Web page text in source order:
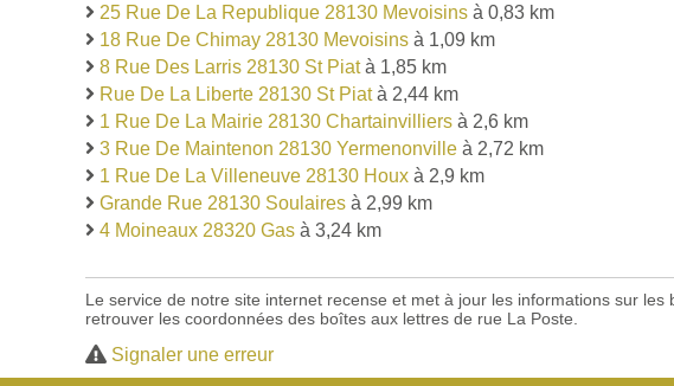
25 Rue De La Republique 28130 Mevoisins à 0,83 km
18 Rue De Chimay 28130 Mevoisins à 1,09 km
8 Rue Des Larris 28130 St Piatà 1,85 km
Rue De La Liberte 28130 St Piatà 2,44 km
1 Rue De La Mairie 28130 Chartainvilliers à 2,6 km
3 Rue De Maintenon 28130 Yermenonville à 2,72 km
1 Rue De La Villeneuve 28130 Houx à 2,9 km
Grande Rue 28130 Soulaires à 2,99 km
4 Moineaux 28320 Gas à 3,24 km
Le service de notre site internet recense et met à jour les informations sur
retrouver les coordonnées des boîtes aux lettres de rue La Poste.
Signaler une erreur